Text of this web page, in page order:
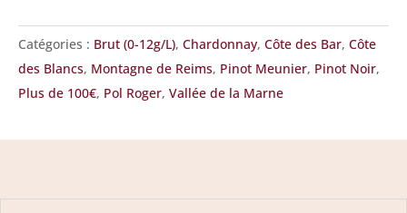
Catégories : Brut (0-12g/L), Chardonnay, Côte des Bar, Côte
des Blancs, Montagne de Reims, Pinot Meunier, Pinot Noir,
Plus de 100€, Pol Roger, Vallée de la Marne